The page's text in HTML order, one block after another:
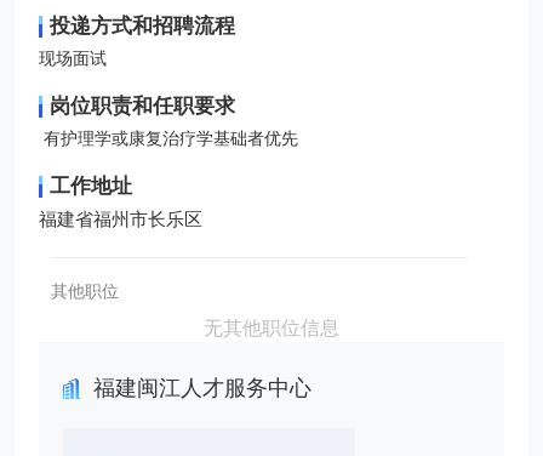
投递方式和招聘流程
现场面试
岗位职责和任职要求
有护理学或康复治疗学基础者优先
工作地址
福建省福州市长乐区
其他职位
无其他职位信息
福建闽江人才服务中心